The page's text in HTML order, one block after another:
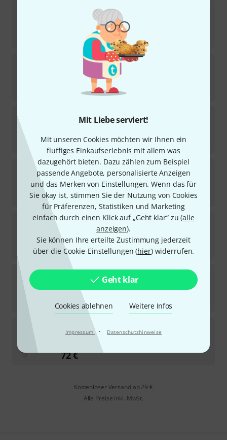
Mit Liebe serviert!
Mit unseren Cookies möchten wir Ihnen ein
fluffiges Einkaufserlebnis mit allem was
dazugehört bieten. Dazu zählen zum Beispiel
passende Angebote, personalisierte Anzeigen
und das Merken von Einstellungen. Wenn das für
Sie okay ist, stimmen Sie der Nutzung von Cookies
für Präferenzen, Statistiken und Marketing
einfach durch einen Klick auf „Geht klar“ zu (alle
anzeigen).
Sie können Ihre erteilte Zustimmung jederzeit
über die Cookie-Einstellungen (hier) widerrufen.
Geht klar
Cookies ablehnen Weitere Infos
Impressum · Datenschutzhinweise
TPSA1 Leather
Sofort lieferbar
ThomannTMM2 Timpani mallet
Sofort lieferbar
29€
ThomannTPSA3 Felt hard
1
Sofort lieferbar
59€
ThomannTMM4 Timpani mallet
Sofort lieferbar
25€
ThomannTPSA4 Felt medium
3
Sofort lieferbar
72 €
ThomannTPSA5 Felt soft
Sofort lieferbar
72€
Kostenloser Versand ab 29 €
Alle Preise inkl. MwSt.